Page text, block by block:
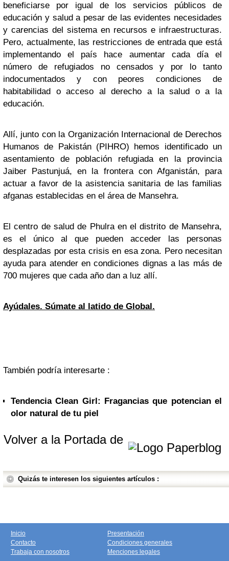
beneficiarse por igual de los servicios públicos de
educación y salud a pesar de las evidentes necesidades
y carencias del sistema en recursos e infraestructuras.
Pero, actualmente, las restricciones de entrada que está
implementando el país hace aumentar cada día el
número de refugiados no censados y por lo tanto
indocumentados y con peores condiciones de
habitabilidad o acceso al derecho a la salud o a la
educación.
Allí, junto con la Organización Internacional de Derechos
Humanos de Pakistán (PIHRO) hemos identificado un
asentamiento de población refugiada en la provincia
Jaiber Pastunjuá, en la frontera con Afganistán, para
actuar a favor de la asistencia sanitaria de las familias
afganas establecidas en el área de Mansehra.
El centro de salud de Phulra en el distrito de Mansehra,
es el único al que pueden acceder las personas
desplazadas por esta crisis en esa zona. Pero necesitan
ayuda para atender en condiciones dignas a las más de
700 mujeres que cada año dan a luz allí.
Ayúdales. Súmate al latido de Global.
También podría interesarte :
Tendencia Clean Girl: Fragancias que potencian el
olor natural de tu piel
Volver a la Portada de
Quizás te interesen los siguientes artículos :
Inicio
Contacto
Trabaja con nosotros
Presentación
Condiciones generales
Menciones legales